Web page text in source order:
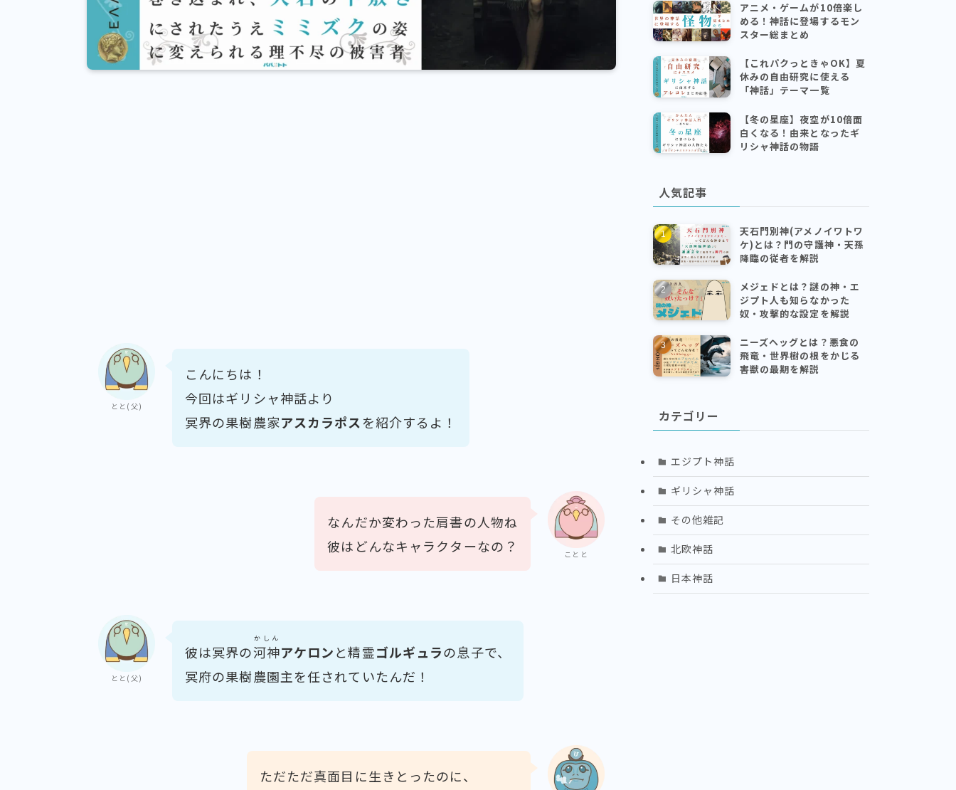
とと(父)
こんにちは！
今回はギリシャ神話より
冥界の果樹農家アスカラポスを紹介するよ！
ことと
なんだか変わった肩書の人物ね
彼はどんなキャラクターなの？
とと(父)
彼は冥界の河神
かしん
アケロンと精霊ゴルギュラの息子で、
冥府の果樹農園主を任されていたんだ！
ただただ真面目に生きとったのに、
アニメ・ゲームが10倍楽し
める！神話に登場するモン
スター総まとめ
【これパクっときゃOK】夏
休みの自由研究に使える
「神話」テーマ一覧
【冬の星座】夜空が10倍面
白くなる！由来となったギ
リシャ神話の物語
人気記事
天石門別神(アメノイワトワ
ケ)とは？門の守護神・天孫
降臨の従者を解説
メジェドとは？謎の神・エ
ジプト人も知らなかった
奴・攻撃的な設定を解説
ニーズヘッグとは？悪食の
飛竜・世界樹の根をかじる
害獣の最期を解説
カテゴリー
エジプト神話
ギリシャ神話
その他雑記
北欧神話
日本神話